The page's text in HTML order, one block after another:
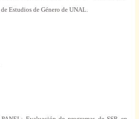
de Estudios de Género de UNAL.